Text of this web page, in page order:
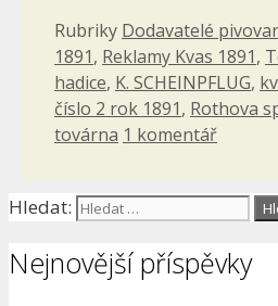
Rubriky Dodavatelé
1891, Reklamy Kvas 1891,
hadice, K. SCHEINPFLUG,
číslo 2 rok 1891, Rothova
továrna 1 komentář
Hledat:
Nejnovější příspěvky